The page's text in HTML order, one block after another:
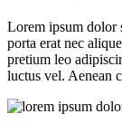
Lorem ipsum dolor
porta erat nec
pretium leo
luctus vel. Aenean